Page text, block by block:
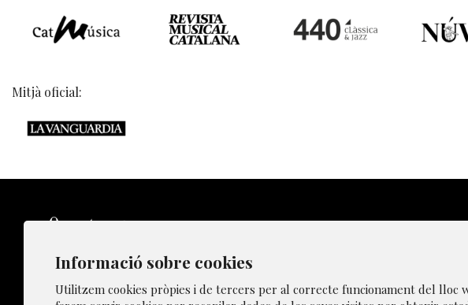
Mitjà oficial:
Informació sobre cookies
Utilitzem cookies pròpies i de tercers per al correcte funcionament del lloc